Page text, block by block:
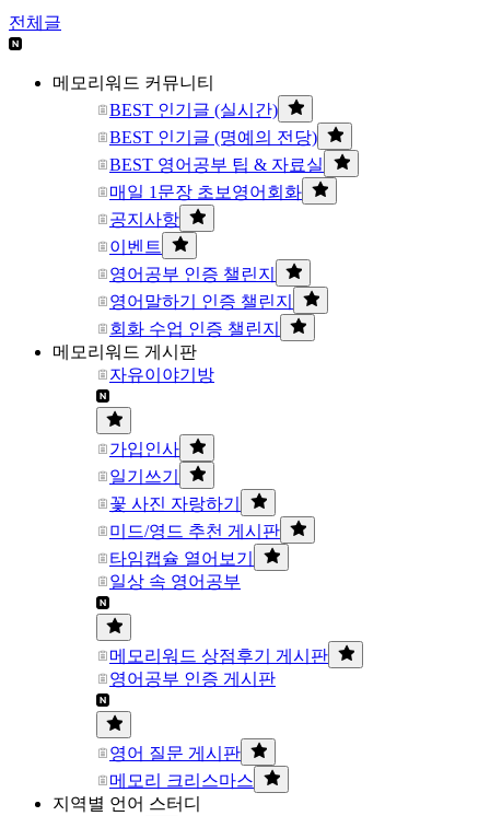
전체글
메모리워드 커뮤니티
BEST 인기글 (실시간)
BEST 인기글 (명예의 전당)
BEST 영어공부 팁 & 자료실
매일 1문장 초보영어회화
공지사항
이벤트
영어공부 인증 챌린지
영어말하기 인증 챌린지
회화 수업 인증 챌린지
메모리워드 게시판
자유이야기방
가입인사
일기쓰기
꽃 사진 자랑하기
미드/영드 추천 게시판
타임캡슐 열어보기
일상 속 영어공부
메모리워드 상점후기 게시판
영어공부 인증 게시판
영어 질문 게시판
메모리 크리스마스
지역별 언어 스터디